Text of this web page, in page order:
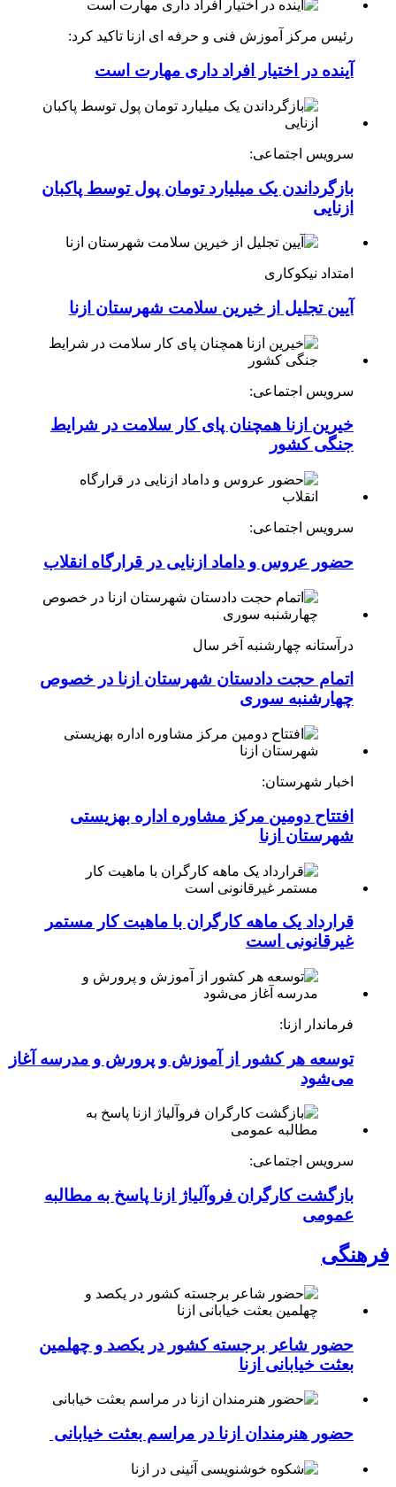
رئیس مرکز آموزش فنی و حرفه ای ازنا تاکید کرد:
آینده در اختیار افراد داری مهارت است
سرویس اجتماعی:
بازگرداندن یک میلیارد تومان پول توسط پاکبان
ازنایی
امتداد نیکوکاری
آیین تجلیل از خیرین سلامت شهرستان ازنا
سرویس اجتماعی:
خیرین ازنا همچنان پای کار سلامت در شرایط
جنگی کشور
سرویس اجتماعی:
حضور عروس و داماد ازنایی در قرارگاه انقلاب
درآستانه چهارشنبه آخر سال
اتمام حجت دادستان شهرستان ازنا در خصوص
چهارشنبه ‌سوری
اخبار شهرستان:
افتتاح دومین مرکز مشاوره اداره بهزیستی
شهرستان ازنا
قرارداد یک ماهه کارگران با ماهیت کار مستمر
غیرقانونی است
فرماندار ازنا:
توسعه هر کشور از آموزش و پرورش و مدرسه آغاز
می‌شود
سرویس اجتماعی:
بازگشت کارگران فروآلیاژ ازنا پاسخ به مطالبه
عمومی
فرهنگی
حضور شاعر برجسته کشور در یکصد و چهلمین
بعثت خیابانی ازنا
حضور هنرمندان ازنا در مراسم بعثت خیابانی